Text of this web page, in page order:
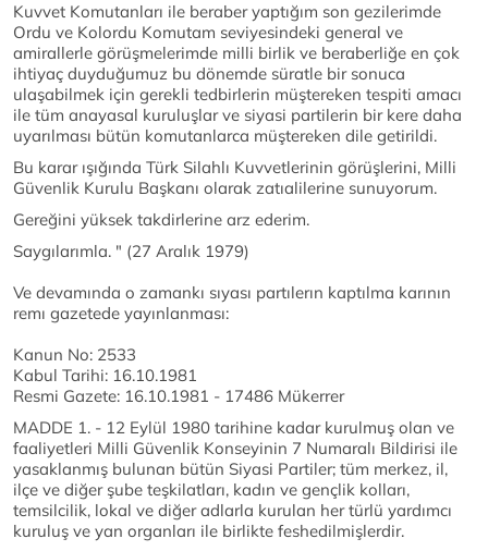
Kuvvet Komutanları ile beraber yaptığım son gezilerimde
Ordu ve Kolordu Komutam seviyesindeki general ve
amirallerle görüşmelerimde milli birlik ve beraberliğe en çok
ihtiyaç duyduğumuz bu dönemde süratle bir sonuca
ulaşabilmek için gerekli tedbirlerin müştereken tespiti amacı
ile tüm anayasal kuruluşlar ve siyasi partilerin bir kere daha
uyarılması bütün komutanlarca müştereken dile getirildi.
Bu karar ışığında Türk Silahlı Kuvvetlerinin görüşlerini, Milli
Güvenlik Kurulu Başkanı olarak zatıalilerine sunuyorum.
Gereğini yüksek takdirlerine arz ederim.
Saygılarımla. " (27 Aralık 1979)
Ve devamında o zamankı sıyası partılerın kaptılma karının
remı gazetede yayınlanması:
Kanun No: 2533
Kabul Tarihi: 16.10.1981
Resmi Gazete: 16.10.1981 - 17486 Mükerrer
MADDE 1. - 12 Eylül 1980 tarihine kadar kurulmuş olan ve
faaliyetleri Milli Güvenlik Konseyinin 7 Numaralı Bildirisi ile
yasaklanmış bulunan bütün Siyasi Partiler; tüm merkez, il,
ilçe ve diğer şube teşkilatları, kadın ve gençlik kolları,
temsilcilik, lokal ve diğer adlarla kurulan her türlü yardımcı
kuruluş ve yan organları ile birlikte feshedilmişlerdir.